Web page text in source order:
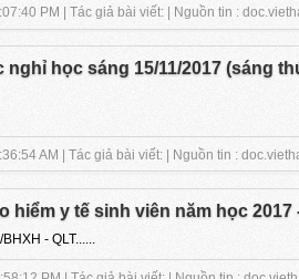
PM | Tác giả bài viết: | Nguồn tin :
nghỉ học sáng 15/11/2017 (sáng
AM | Tác giả bài viết: | Nguồn tin :
hiểm y tế sinh viên năm học 2017
- QLT......